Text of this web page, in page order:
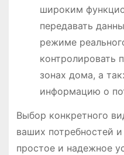
широким
передавать
режиме
контролировать
зонах дома, а
информацию о
Выбор конкретного
ваших потребностей
простое и надежное